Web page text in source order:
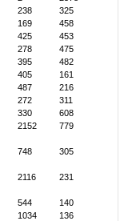
238
325
169
458
425
453
278
475
395
482
405
161
487
216
272
311
330
608
2152 779
748 305
2116 231
544
140
1034 136